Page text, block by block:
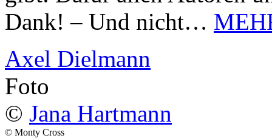
Dank! – Und nicht…
Axel Dielmann
Foto
© Jana Hartmann
© Monty Cross